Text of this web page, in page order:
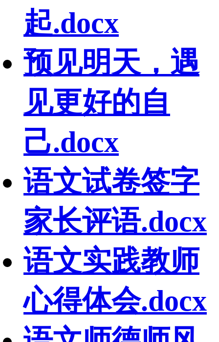
起.docx
预见明天，遇
见更好的自
己.docx
语文试卷签字
家长评语.docx
语文实践教师
心得体会.docx